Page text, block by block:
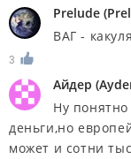
Prelude (
ВАГ -
3
Айдер (
Ну
деньги,но
может и сотни